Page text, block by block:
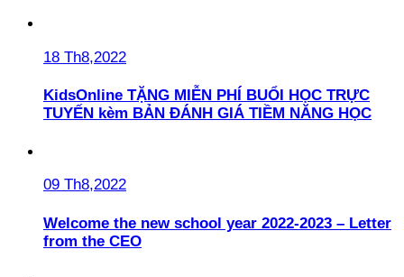
18 Th8,2022
KidsOnline TẶNG MIỄN PHÍ BUỔI HỌC TRỰC
TUYẾN kèm BẢN ĐÁNH GIÁ TIỀM NĂNG HỌC
09 Th8,2022
Welcome the new school year 2022-2023 – Letter
from the CEO